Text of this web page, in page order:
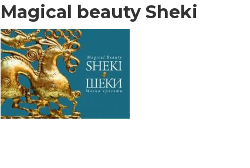
Magical beauty Sheki